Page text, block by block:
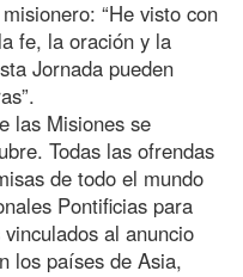
“He visto con
fe, la oración y la
Jornada pueden
las Misiones se
Todas las ofrendas
de todo el mundo
Pontificias para
al anuncio
los países de Asia,